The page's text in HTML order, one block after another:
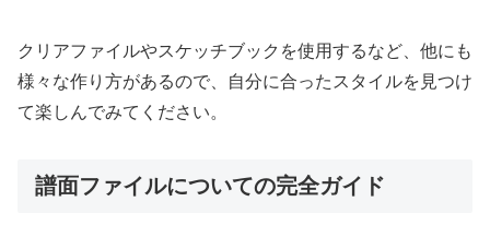
クリアファイルやスケッチブックを使用するなど、他にも
様々な作り方があるので、自分に合ったスタイルを見つけ
て楽しんでみてください。
譜面ファイルについての完全ガイド